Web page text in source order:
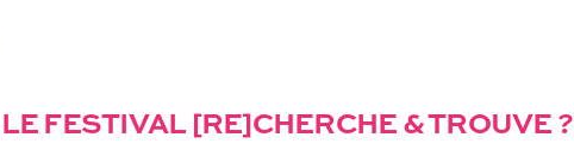
FESTIVAL [RE]CHERCHE & TROUVE ?